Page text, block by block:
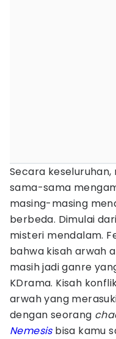
Secara
sama-sama
masing-masing
berbeda. Dimulai
misteri mendalam.
bahwa kisah arwah
masih jadi ganre
KDrama. Kisah
arwah yang
dengan seorang
Nemesisbisa kamu